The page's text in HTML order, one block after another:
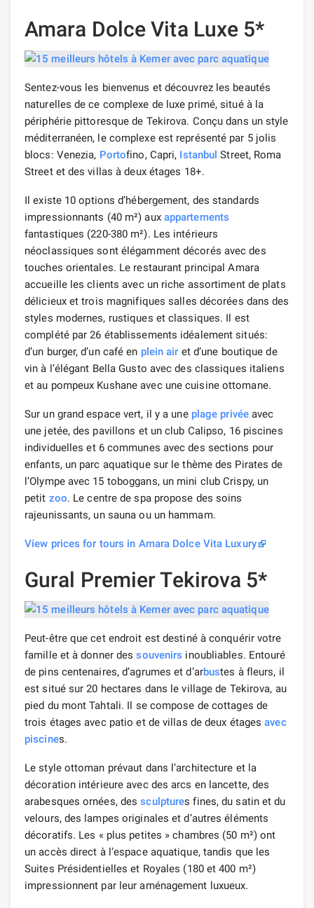
Amara Dolce Vita Luxe 5*
Sentez-vous les bienvenus et découvrez les beautés
naturelles de ce complexe de luxe primé, situé à la
périphérie pittoresque de Tekirova. Conçu dans un style
méditerranéen, le complexe est représenté par 5 jolis
blocs: Venezia, Portofino, Capri, Istanbul Street, Roma
Street et des villas à deux étages 18+.
Il existe 10 options d’hébergement, des standards
impressionnants (40 m²) aux appartements
fantastiques (220-380 m²). Les intérieurs
néoclassiques sont élégamment décorés avec des
touches orientales. Le restaurant principal Amara
accueille les clients avec un riche assortiment de plats
délicieux et trois magnifiques salles décorées dans des
styles modernes, rustiques et classiques. Il est
complété par 26 établissements idéalement situés:
d’un burger, d’un café en plein air et d’une boutique de
vin à l’élégant Bella Gusto avec des classiques italiens
et au pompeux Kushane avec une cuisine ottomane.
Sur un grand espace vert, il y a une plage privéeavec
une jetée, des pavillons et un club Calipso, 16 piscines
individuelles et 6 communes avec des sections pour
enfants, un parc aquatique sur le thème des Pirates de
l’Olympe avec 15 toboggans, un mini club Crispy, un
petit zoo. Le centre de spa propose des soins
rajeunissants, un sauna ou un hammam.
View prices for tours in Amara Dolce Vita Luxury
Gural Premier Tekirova 5*
Peut-être que cet endroit est destiné à conquérir votre
famille et à donner dessouvenirs inoubliables. Entouré
de pins centenaires, d’agrumes et d’arbustes à fleurs, il
est situé sur 20 hectares dans le village de Tekirova, au
pied du mont Tahtali. Il se compose de cottages de
trois étages avec patio et de villas de deux étagesavec
piscines.
Le style ottoman prévaut dans l’architecture et la
décoration intérieure avec des arcs en lancette, des
arabesques ornées, dessculptures fines, du satin et du
velours, des lampes originales et d’autres éléments
décoratifs. Les « plus petites » chambres (50 m²) ont
un accès direct à l’espace aquatique, tandis que les
Suites Présidentielles et Royales (180 et 400 m²)
impressionnent par leur aménagement luxueux.